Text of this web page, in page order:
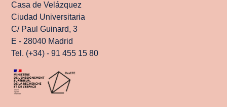
Casa de Velázquez
Ciudad Universitaria
C/ Paul Guinard, 3
E - 28040 Madrid
Tel. (+34) - 91 455 15 80